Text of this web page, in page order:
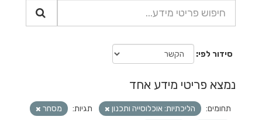
סידור לפי
נמצא פריטי מידע אחד
תחומים: הליכתיות: אוכלוסייה ותכנון תגיות:
מסחר